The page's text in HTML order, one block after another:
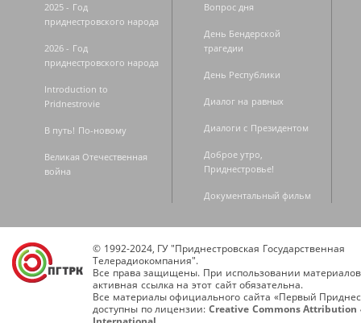
2025 - Год
приднестровского народа
2026 - Год
приднестровского народа
Introduction to
Pridnestrovie
В путь! По-новому
Великая Отечественная
война
Вопрос дня
День Бендерской
трагедии
День Республики
Диалог на равных
Диалоги с Президентом
Доброе утро,
Приднестровье!
Документальный фильм
© 1992-2024, ГУ "Приднестровская Государственная
Телерадиокомпания".
Все права защищены. При использовании
активная ссылка на этот сайт обязательна.
Все материалы официального сайта «Первый
доступны по лицензии: Creative Commons Attribution